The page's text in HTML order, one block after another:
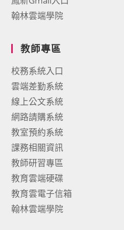
翰林雲端學院
教師專區
校務系統入口
雲端差勤系統
線上公文系統
網路請購系統
教室預約系統
課務相關資訊
教師研習專區
教育雲端硬碟
教育雲電子信箱
翰林雲端學院